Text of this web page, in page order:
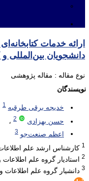
ارائه خدمات
دانشجویان بین‌المللی و
نوع مقاله : مقاله پژوهشی
نویسندگان
خدیجه برقی طرقبه 1
حسن بهزادی 2
اعظم صنعت‌جو 3
1 کارشناس ارشد علم
2 استادیار گروه علم
3 دانشیار گروه علم